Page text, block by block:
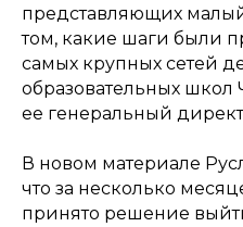
представляющих
том, какие шаги были
самых крупных сетей
образовательных школ
ее генеральный
В новом материале
что за несколько
принято решение